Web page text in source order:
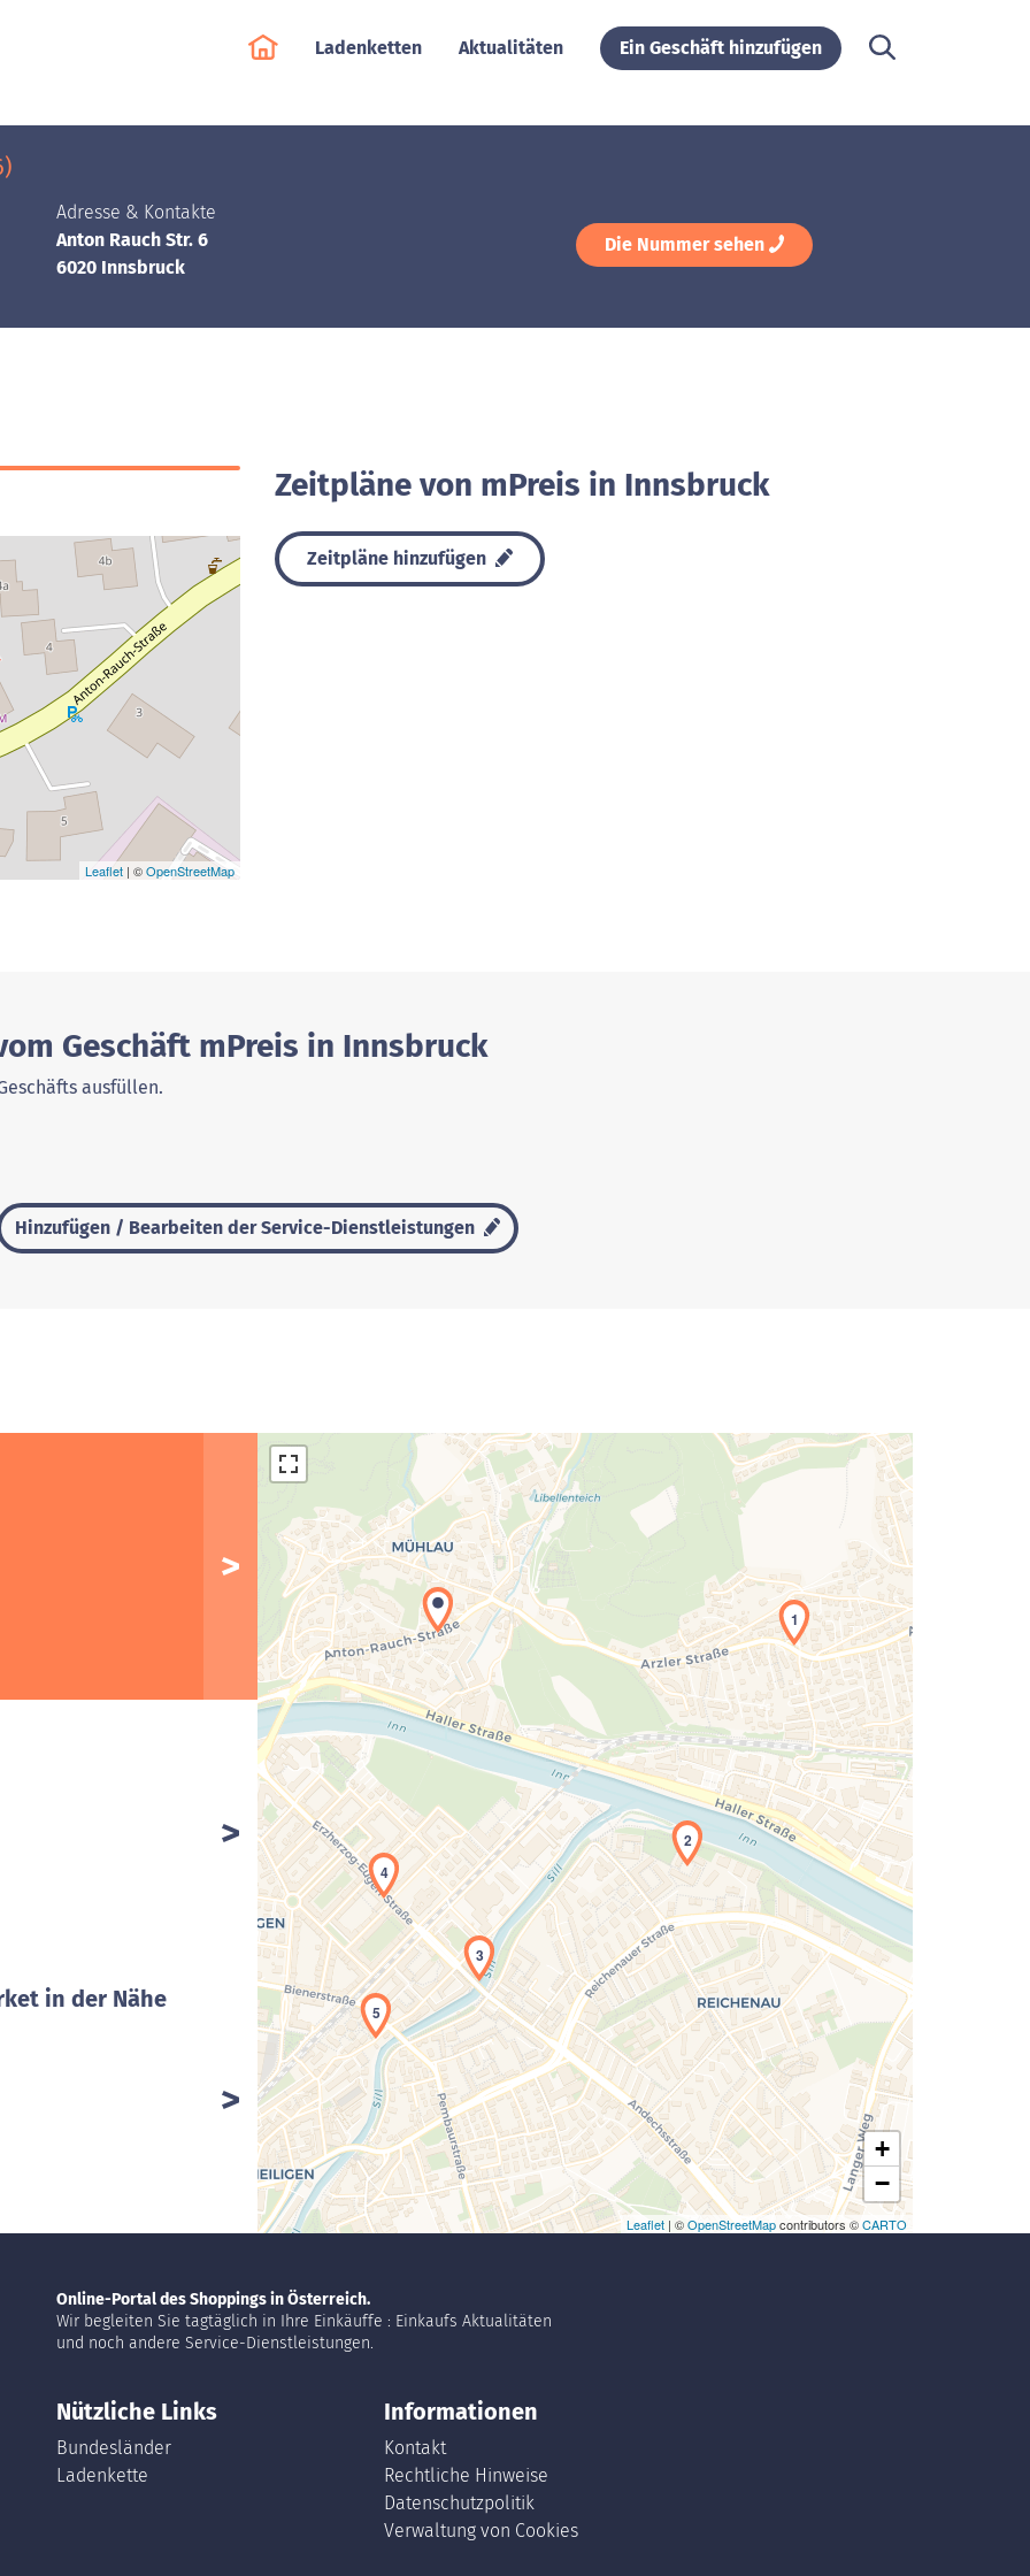
Ladenketten Aktualitäten Ein Geschäft hinzufügen
Adresse & Kontakte
Anton Rauch Str. 6
6020 Innsbruck
Die Nummer sehen
Leaflet | ©OpenStreetMap
Zeitpläne von mPreis in Innsbruck
Zeitpläne hinzufügen
Geschäft mPreis in Innsbruck
ausfüllen.
Hinzufügen / Bearbeiten der Service-Dienstleistungen
in der Nähe
Laden der Karte...
1
2
3
4
5
+
−
Leaflet | ©OpenStreetMapcontributors ©CARTO
Online-Portal des Shoppings in Österreich.
Wir begleiten Sie tagtäglich in Ihre Einkäuffe : Einkaufs Aktualitäten
und noch andere Service-Dienstleistungen.
Nützliche Links
Bundesländer
Ladenkette
Informationen
Kontakt
Rechtliche Hinweise
Datenschutzpolitik
Verwaltung von Cookies